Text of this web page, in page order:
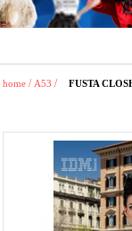
home / A53 / FUSTA